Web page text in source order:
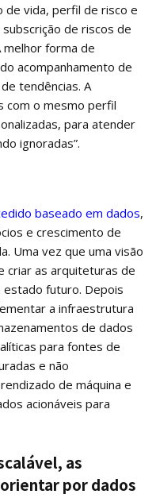
vida, perfil de risco e
de riscos de
melhor forma de
acompanhamento de
tendências. A
com o mesmo perfil
para atender
ignoradas”.
baseado em dados,
e crescimento de
Uma vez que uma visão
criar as arquiteturas de
estado futuro. Depois
a infraestrutura
de dados
para fontes de
e não
de máquina e
acionáveis ​​para
as
por dados